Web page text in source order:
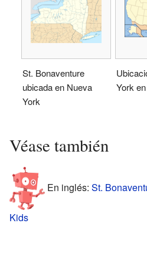
St. Bonaventure
ubicada en Nueva
York
York
Véase también
En inglés: St.
Kids